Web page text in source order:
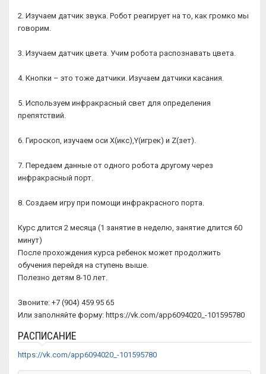
2. Изучаем датчик звука. Робот реагирует на то, как громко мы
говорим.
3. Изучаем датчик цвета. Учим робота распознавать цвета.
4. Кнопки – это тоже датчики. Изучаем датчики касания.
5. Используем инфракрасный свет для определения
препятствий.
6. Гироскоп, изучаем оси X(икс),Y(игрек) и Z(зет).
7. Передаем данные от одного робота другому через
инфракрасный порт.
8. Создаем игру при помощи инфракрасного порта.
Курс длится 2 месяца (1 занятие в неделю, занятие длится 60
минут)
После прохождения курса ребенок может продолжить
обучения перейдя на ступень выше.
Полезно детям 8-10 лет.
Звоните: +7 (904) 459 95 65
Или заполняйте форму: https://vk.com/app6094020_-101595780
РАСПИСАНИЕ
https://vk.com/app6094020_-101595780